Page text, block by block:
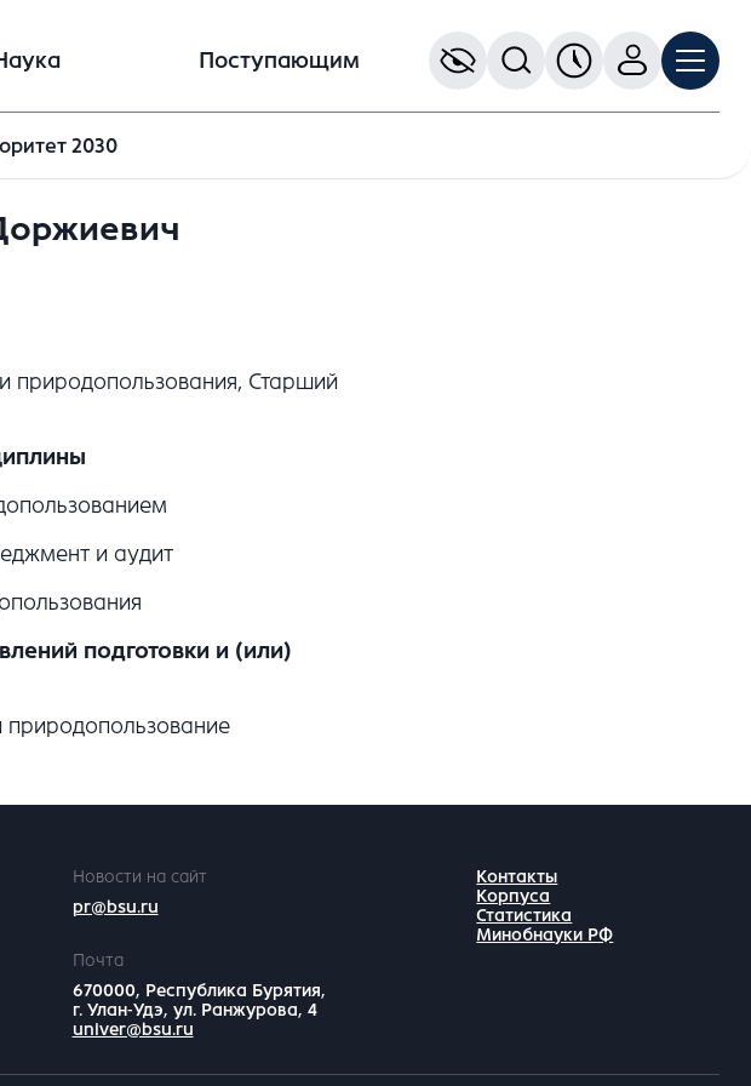
Поступающим
2030
природопользования, Старший
и аудит
подготовки и (или)
природопользование
Новости на сайт
pr@bsu.ru
Почта
670000, Республика Бурятия,
г. Улан-Удэ, ул. Ранжурова, 4
univer@bsu.ru
Контакты
Корпуса
Статистика
Минобнауки РФ